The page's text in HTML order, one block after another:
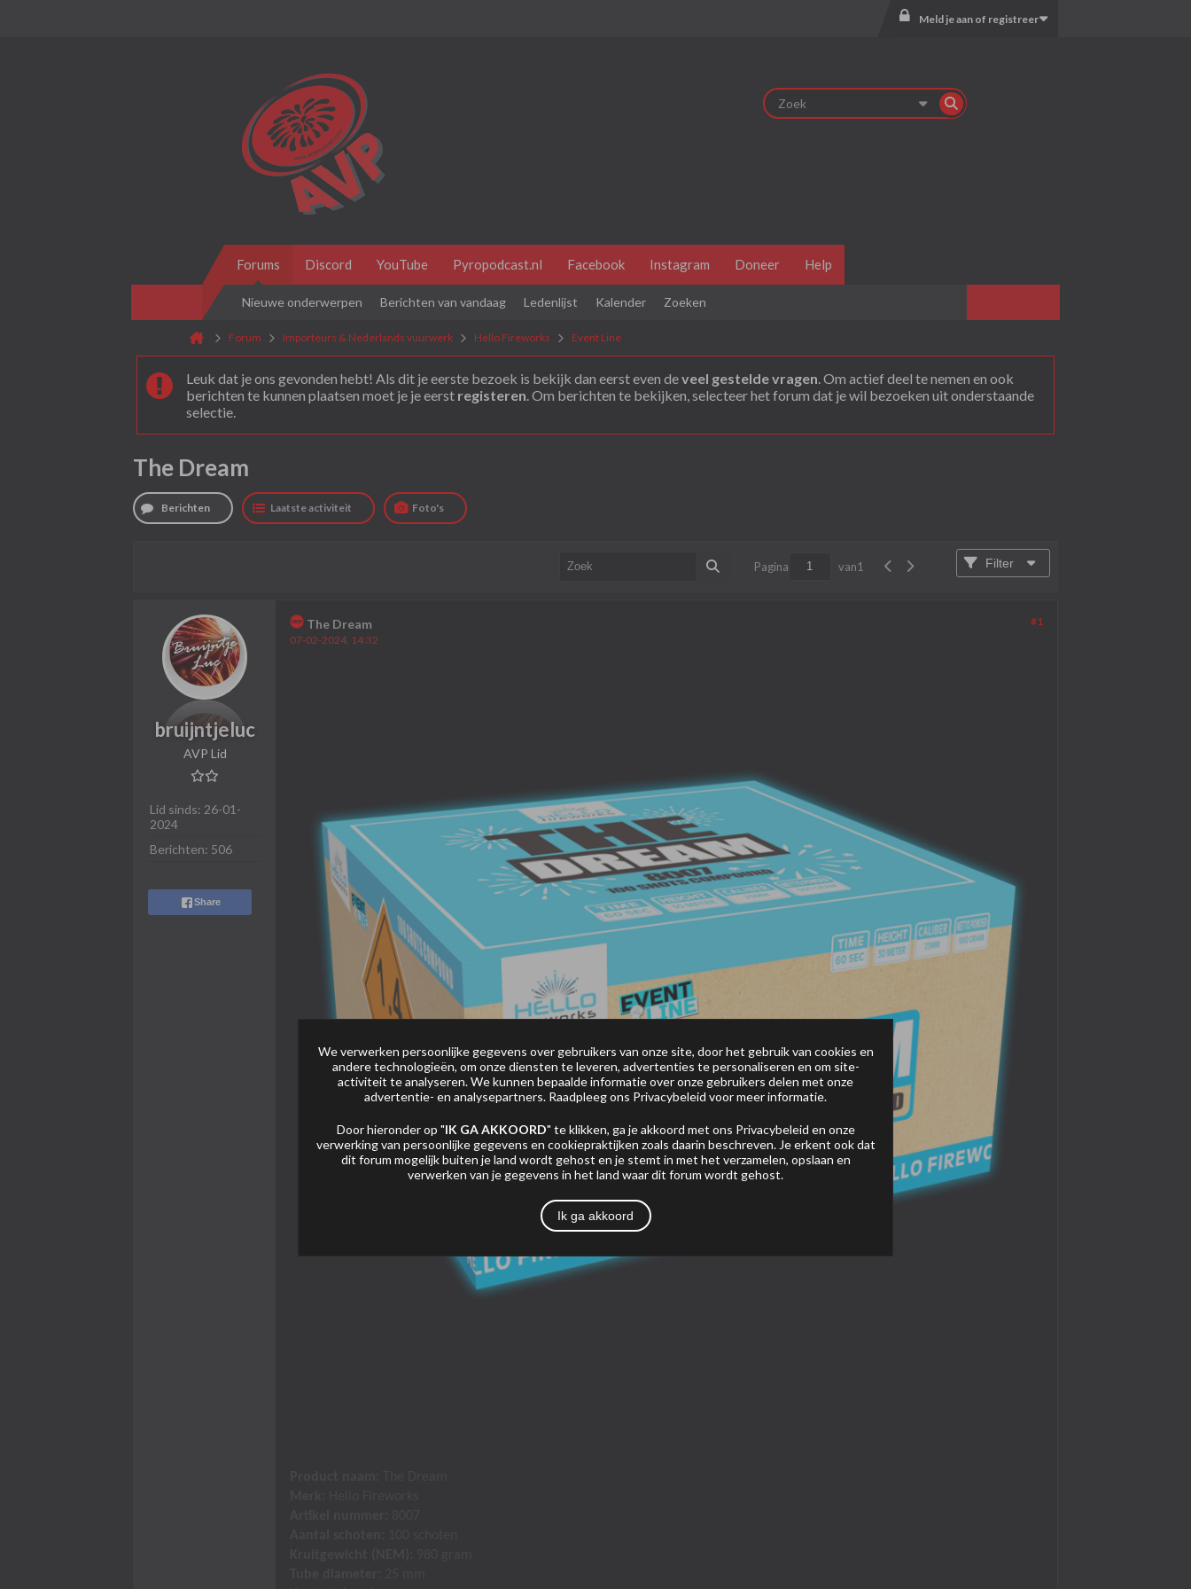
Meld je aan of registreer
Forums Discord YouTube Pyropodcast.nl Facebook Instagram Doneer Help
Nieuwe onderwerpen Berichten van vandaag Ledenlijst Kalender Zoeken
Forum Importeurs & Nederlands vuurwerk Hello Fireworks Event Line
Leuk dat je ons gevonden hebt! Als dit je eerste bezoek is bekijk dan eerst even deveel gestelde vragen. Om actief deel te nemen en ook
berichten te kunnen plaatsen moet je je eerst registeren. Om berichten te bekijken, selecteer het forum dat je wil bezoeken uit onderstaande
selectie.
The Dream
Berichten Laatste activiteit Foto's
Pagina van1 Filter
bruijntjeluc
AVP Lid
Lid sinds: 26-01-
2024
Berichten: 506
Share
#1
The Dream
07-02-2024, 14:32
We verwerken persoonlijke gegevens over gebruikers van onze site, door het gebruik van cookies en
andere technologieën, om onze diensten te leveren, advertenties te personaliseren en om site-
activiteit te analyseren. We kunnen bepaalde informatie over onze gebruikers delen met onze
advertentie- en analysepartners. Raadpleeg ons Privacybeleid voor meer informatie.
Door hieronder op "IK GA AKKOORD" te klikken, ga je akkoord met ons Privacybeleid en onze
verwerking van persoonlijke gegevens en cookiepraktijken zoals daarin beschreven. Je erkent ook dat
dit forum mogelijk buiten je land wordt gehost en je stemt in met het verzamelen, opslaan en
verwerken van je gegevens in het land waar dit forum wordt gehost.
Ik ga akkoord